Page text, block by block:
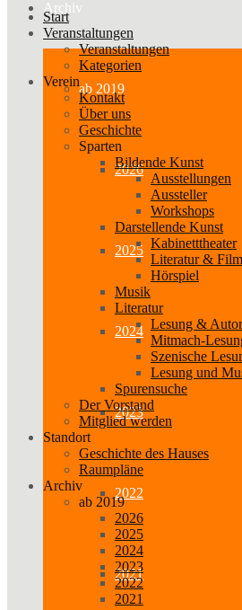
Archiv
ab 2019
2026
2025
2024
2023
2022
2021
Start
Veranstaltungen
Veranstaltungen
Kategorien
Verein
Kontakt
Über uns
Geschichte
Sparten
Bildende Kunst
Ausstellungen
Aussteller
Workshops
Darstellende Kunst
Kabinetttheater
Literatur & Film
Hörspiel
Musik
Literatur
Lesung &
Mitmach-
Szenische
Lesung und
Spurensuche
Der Vorstand
Mitglied werden
Standort
Geschichte des Hauses
Raumpläne
Archiv
ab 2019
2026
2025
2024
2023
2022
2021